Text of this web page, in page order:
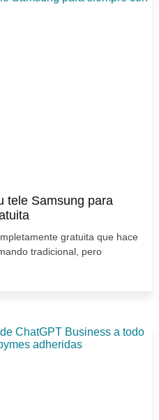
tele Samsung para
gratuita que hace
tradicional, pero